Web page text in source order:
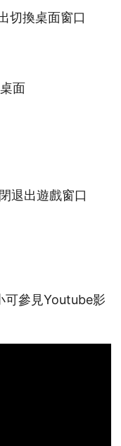
切換桌面窗口
面
退出遊戲窗口
可參見Youtube影